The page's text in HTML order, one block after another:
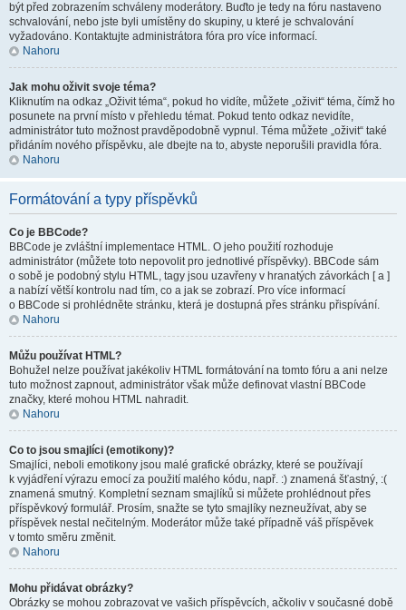
být před zobrazením schváleny moderátory. Buďto je tedy na fóru nastaveno
schvalování, nebo jste byli umístěny do skupiny, u které je schvalování
vyžadováno. Kontaktujte administrátora fóra pro více informací.
Nahoru
Jak mohu oživit svoje téma?
Kliknutím na odkaz „Oživit téma“, pokud ho vidíte, můžete „oživit“ téma, čímž ho
posunete na první místo v přehledu témat. Pokud tento odkaz nevidíte,
administrátor tuto možnost pravděpodobně vypnul. Téma můžete „oživit“ také
přidáním nového příspěvku, ale dbejte na to, abyste neporušili pravidla fóra.
Nahoru
Formátování a typy příspěvků
Co je BBCode?
BBCode je zvláštní implementace HTML. O jeho použití rozhoduje
administrátor (můžete toto nepovolit pro jednotlivé příspěvky). BBCode sám
o sobě je podobný stylu HTML, tagy jsou uzavřeny v hranatých závorkách [ a ]
a nabízí větší kontrolu nad tím, co a jak se zobrazí. Pro více informací
o BBCode si prohlédněte stránku, která je dostupná přes stránku přispívání.
Nahoru
Můžu používat HTML?
Bohužel nelze používat jakékoliv HTML formátování na tomto fóru a ani nelze
tuto možnost zapnout, administrátor však může definovat vlastní BBCode
značky, které mohou HTML nahradit.
Nahoru
Co to jsou smajlíci (emotikony)?
Smajlíci, neboli emotikony jsou malé grafické obrázky, které se používají
k vyjádření výrazu emocí za použití malého kódu, např. :) znamená šťastný, :(
znamená smutný. Kompletní seznam smajlíků si můžete prohlédnout přes
příspěvkový formulář. Prosím, snažte se tyto smajlíky nezneužívat, aby se
příspěvek nestal nečitelným. Moderátor může také případně váš příspěvek
v tomto směru změnit.
Nahoru
Mohu přidávat obrázky?
Obrázky se mohou zobrazovat ve vašich příspěvcích, ačkoliv v současné době